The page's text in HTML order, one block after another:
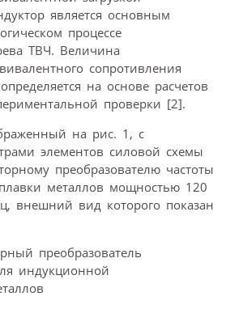
является основным
процессе
ТВЧ. Величина
сопротивления
на основе расчетов
проверки [2].
на рис. 1, с
элементов силовой схемы
преобразователю частоты
металлов мощностью 120
внешний вид которого показан